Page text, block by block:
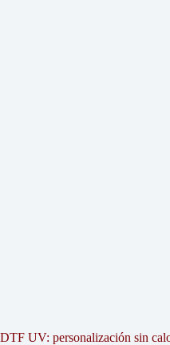
DTF UV: personalización sin